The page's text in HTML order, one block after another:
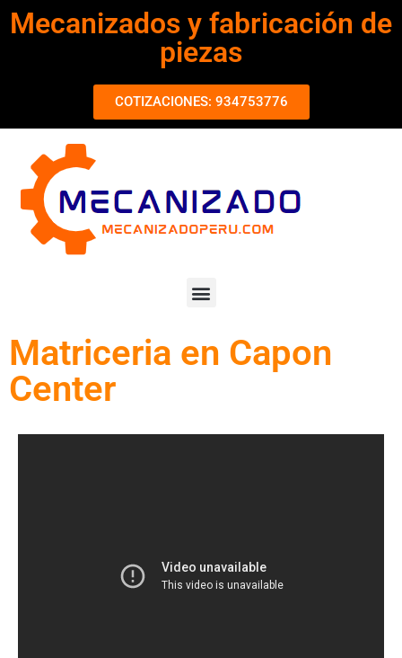
Mecanizados y fabricación de
piezas
COTIZACIONES: 934753776
Matriceria en Capon
Center